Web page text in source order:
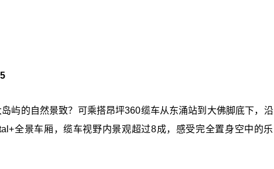
屿的自然景致？可乘搭昂坪360缆车从东涌站到大佛脚底下，沿
全景车厢，缆车视野内景观超过8成，感受完全置身空中的乐